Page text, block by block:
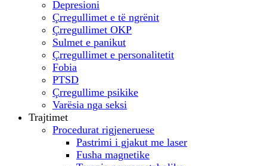
Depresioni
Çrregullimet e të ngrënit
Çrregullimet OKP
Sulmet e panikut
Çrregullimet e personalitetit
Fobia
PTSD
Çrregullime psikike
Varësia nga seksi
Trajtimet
Procedurat rigjeneruese
Pastrimi i gjakut me laser
Fusha magnetike